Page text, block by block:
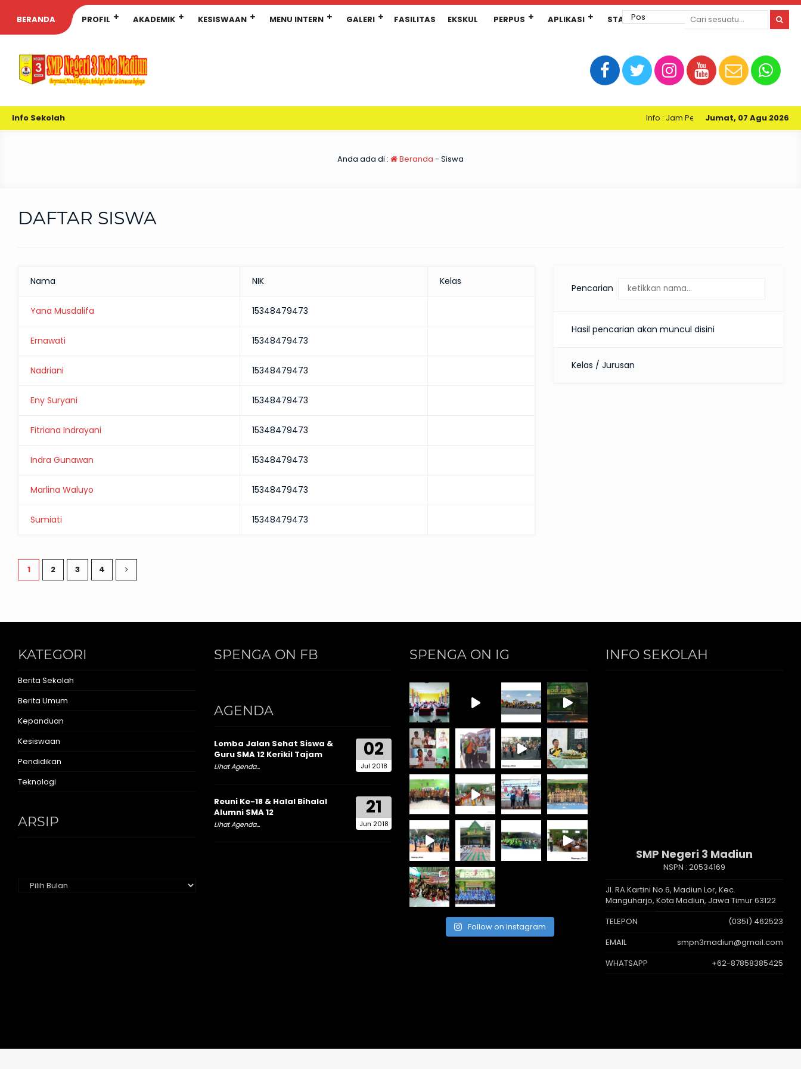
BERANDA PROFIL AKADEMIK KESISWAAN MENU INTERN GALERI FASILITAS EKSKUL PERPUS APLIKASI STANDAR PELAYANAN
Info Sekolah Jumat, 07 Agu 2026
Info : Jam Pelayanan Perpustakaan
Anda ada di : Beranda - Siswa
DAFTAR SISWA
Pencarian
Hasil pencarian akan muncul disini
Kelas / Jurusan
Nama NIK Kelas
Yana Musdalifa 15348479473
Ernawati 15348479473
Nadriani 15348479473
Eny Suryani 15348479473
Fitriana Indrayani 15348479473
Indra Gunawan 15348479473
Marlina Waluyo 15348479473
Sumiati 15348479473
1 2 3 4
KATEGORI
Berita Sekolah
Berita Umum
Kepanduan
Kesiswaan
Pendidikan
Teknologi
ARSIP
SPENGA ON FB
AGENDA
02
Jul 2018
Lomba Jalan Sehat Siswa &
Guru SMA 12 Kerikil Tajam
Lihat Agenda...
21
Jun 2018
Reuni Ke-18 & Halal Bihalal
Alumni SMA 12
Lihat Agenda...
SPENGA ON IG
Follow on Instagram
INFO SEKOLAH
SMP Negeri 3 Madiun
NSPN : 20534169
Jl. RA.Kartini No.6, Madiun Lor, Kec.
Manguharjo, Kota Madiun, Jawa Timur 63122
TELEPON
(0351) 462523
EMAIL
smpn3madiun@gmail.com
WHATSAPP
+62-87858385425